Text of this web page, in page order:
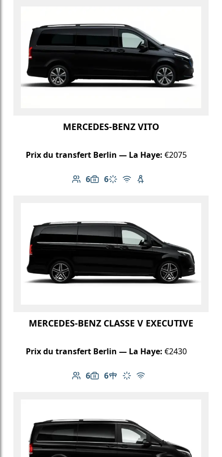
MERCEDES-BENZ VITO
Prix du transfert Berlin — La Haye: €2075
6
Nombre de passagers: 6
6
Capacité des bagages: 6
Climatisation
Wi-Fi gratuit
Siège enfant
MERCEDES-BENZ CLASSE V EXECUTIVE
Prix du transfert Berlin — La Haye: €2430
6
Nombre de passagers: 6
6
Capacité des bagages: 6
Table dans le véhicule
Climatisation
Wi-Fi gratuit